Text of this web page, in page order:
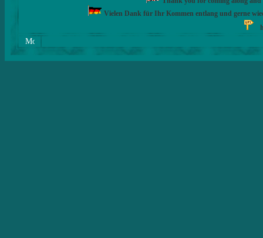
Vielen Dank für Ihr Kommen entlang und gerne